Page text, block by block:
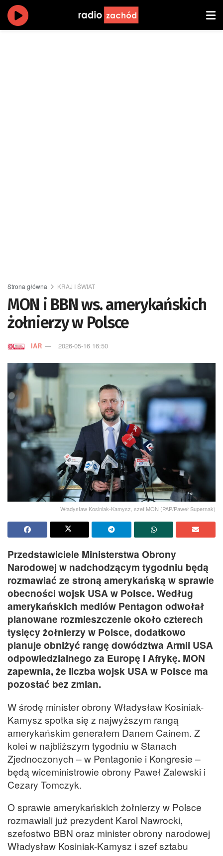
Strona główna KRAJ I ŚWIAT
MON i BBN ws. amerykańskich
żołnierzy w Polsce
IAR 2026-05-16 16:50
Władysław Kosiniak-Kamysz, szef MON (PAP/Paweł Supernak)
Przedstawiciele Ministerstwa Obrony
Narodowej w nadchodzącym tygodniu będą
rozmawiać ze stroną amerykańską w sprawie
obecności wojsk USA w Polsce. Według
amerykańskich mediów Pentagon odwołał
planowane rozmieszczenie około czterech
tysięcy żołnierzy w Polsce, dodatkowo
planuje obniżyć rangę dowództwa Armii USA
odpowiedzialnego za Europę i Afrykę. MON
zapewnia, że liczba wojsk USA w Polsce ma
pozostać bez zmian.
W środę minister obrony Władysław Kosiniak-
Kamysz spotka się z najwyższym rangą
amerykańskim generałem Danem Cainem. Z
kolei w najbliższym tygodniu w Stanach
Zjednoczonych – w Pentagonie i Kongresie –
będą wiceministrowie obrony Paweł Zalewski i
Cezary Tomczyk.
O sprawie amerykańskich żołnierzy w Polsce
rozmawiali już prezydent Karol Nawrocki,
szefostwo BBN oraz minister obrony narodowej
Władysław Kosiniak-Kamysz i szef sztabu